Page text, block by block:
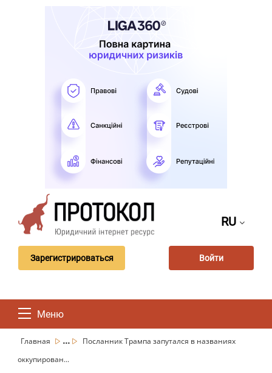
RU
Зарегистрироваться Войти
Меню
Главная ...
Посланник Трампа запутался в названиях
оккупирован...